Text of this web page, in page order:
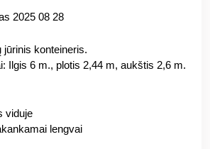
2025 08 28
jūrinis konteineris.
Ilgis 6 m., plotis 2,44 m, aukštis 2,6 m.
viduje
lengvai